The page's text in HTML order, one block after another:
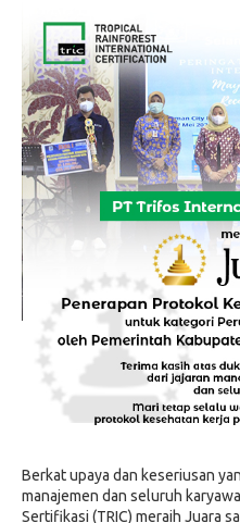
Berkat upaya dan keseriusan
manajemen dan seluruh
Sertifikasi (TRIC) meraih Juara